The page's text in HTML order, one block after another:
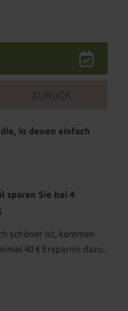
& Füße
ZURÜCK
in denen einfach
sparen Sie bei 4
schöner ist, kommen
40 € Ersparnis dazu.